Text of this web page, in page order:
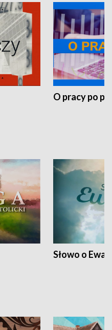
O pracy po
Słowo o